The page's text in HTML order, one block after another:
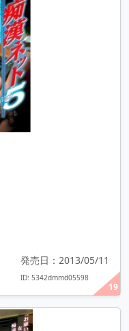
19
発売日：2013/05/11
ID: 5342dmmd05598